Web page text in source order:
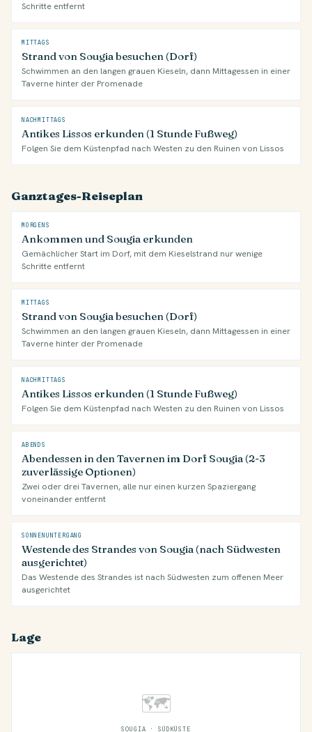
Schritte entfernt
MITTAGS
Strand von Sougia besuchen (Dorf)
Schwimmen an den langen grauen Kieseln, dann Mittagessen in einer
Taverne hinter der Promenade
NACHMITTAGS
Antikes Lissos erkunden (1 Stunde Fußweg)
Folgen Sie dem Küstenpfad nach Westen zu den Ruinen von Lissos
Ganztages-Reiseplan
MORGENS
Ankommen und Sougia erkunden
Gemächlicher Start im Dorf, mit dem Kieselstrand nur wenige
Schritte entfernt
MITTAGS
Strand von Sougia besuchen (Dorf)
Schwimmen an den langen grauen Kieseln, dann Mittagessen in einer
Taverne hinter der Promenade
NACHMITTAGS
Antikes Lissos erkunden (1 Stunde Fußweg)
Folgen Sie dem Küstenpfad nach Westen zu den Ruinen von Lissos
ABENDS
Abendessen in den Tavernen im Dorf Sougia (2-3
zuverlässige Optionen)
Zwei oder drei Tavernen, alle nur einen kurzen Spaziergang
voneinander entfernt
SONNENUNTERGANG
Westende des Strandes von Sougia (nach Südwesten
ausgerichtet)
Das Westende des Strandes ist nach Südwesten zum offenen Meer
ausgerichtet
Lage
🗺
SOUGIA · SÜDKÜSTE